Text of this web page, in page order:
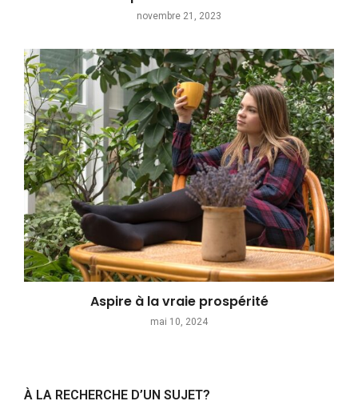
novembre 21, 2023
Aspire à la vraie prospérité
mai 10, 2024
À LA RECHERCHE D’UN SUJET?